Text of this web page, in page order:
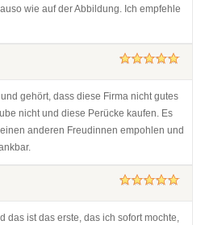
wie auf der Abbildung. Ich empfehle
gehört, dass diese Firma nicht gutes
nicht und diese Perücke kaufen. Es
anderen Freudinnen empohlen und
das ist das erste, das ich sofort mochte,